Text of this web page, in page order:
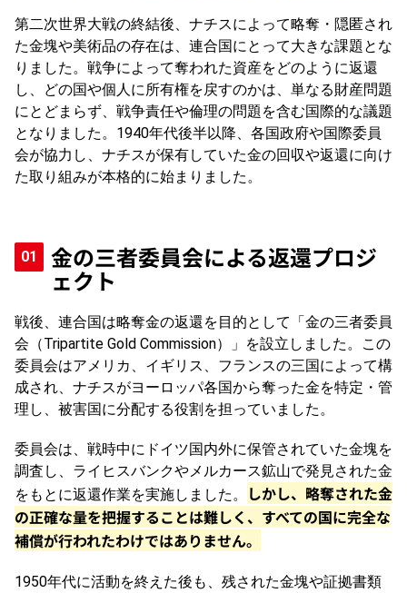
第二次世界大戦の終結後、ナチスによって略奪・隠匿され
た金塊や美術品の存在は、連合国にとって大きな課題とな
りました。戦争によって奪われた資産をどのように返還
し、どの国や個人に所有権を戻すのかは、単なる財産問題
にとどまらず、戦争責任や倫理の問題を含む国際的な議題
となりました。1940年代後半以降、各国政府や国際委員
会が協力し、ナチスが保有していた金の回収や返還に向け
た取り組みが本格的に始まりました。
金の三者委員会による返還プロジ
ェクト
戦後、連合国は略奪金の返還を目的として「金の三者委員
会（Tripartite Gold Commission）」を設立しました。この
委員会はアメリカ、イギリス、フランスの三国によって構
成され、ナチスがヨーロッパ各国から奪った金を特定・管
理し、被害国に分配する役割を担っていました。
委員会は、戦時中にドイツ国内外に保管されていた金塊を
調査し、ライヒスバンクやメルカース鉱山で発見された金
をもとに返還作業を実施しました。
しかし、略奪された金
の正確な量を把握することは難しく、すべての国に完全な
補償が行われたわけではありません。
1950年代に活動を終えた後も、残された金塊や証拠書類